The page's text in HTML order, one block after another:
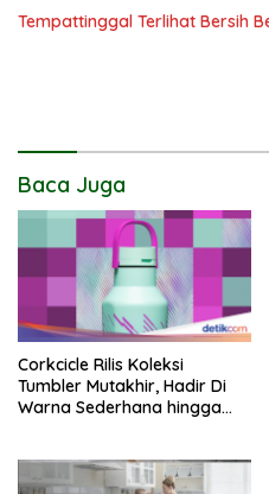
Tempattinggal Terlihat Bersih
Baca Juga
Corkcicle Rilis Koleksi
Tumbler Mutakhir, Hadir Di
Warna Sederhana hingga